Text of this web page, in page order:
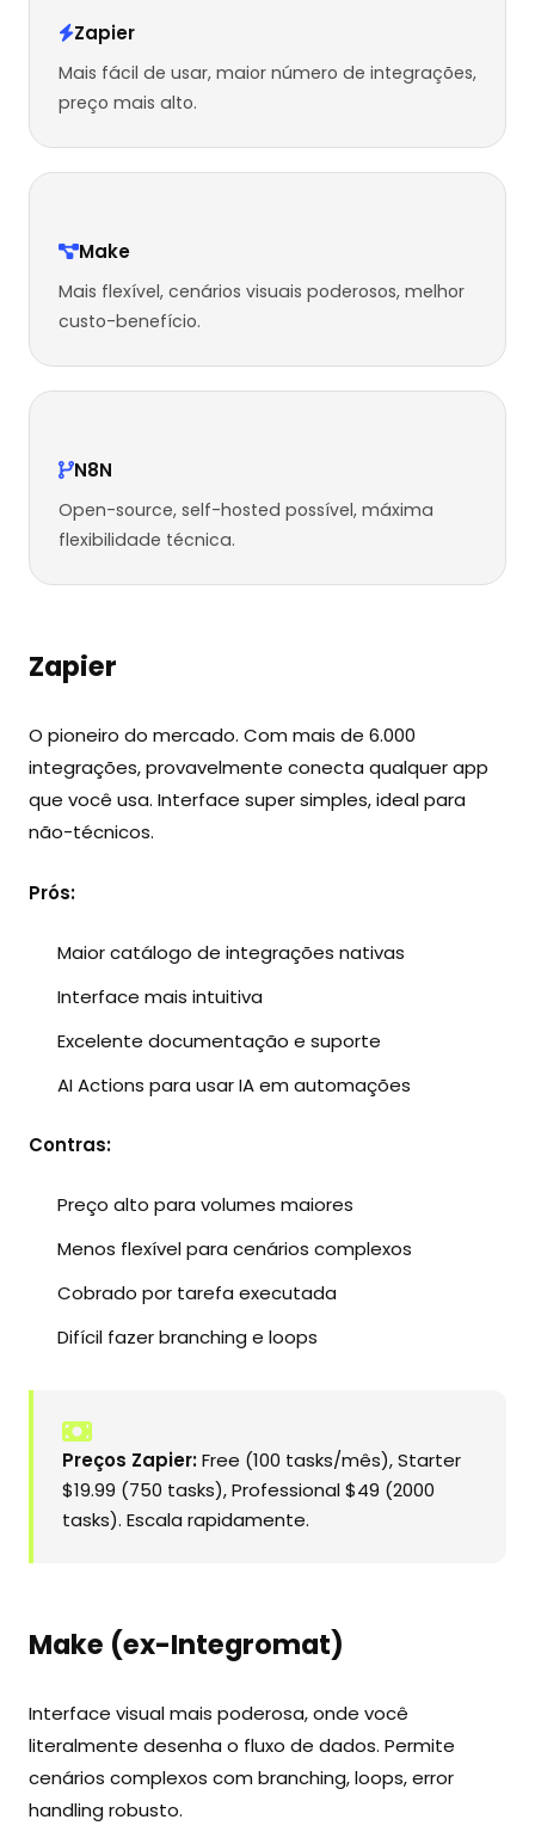
Zapier
Mais fácil de usar, maior número de integrações,
preço mais alto.
Make
Mais flexível, cenários visuais poderosos, melhor
custo-benefício.
N8N
Open-source, self-hosted possível, máxima
flexibilidade técnica.
Zapier
O pioneiro do mercado. Com mais de 6.000
integrações, provavelmente conecta qualquer app
que você usa. Interface super simples, ideal para
não-técnicos.
Prós:
Maior catálogo de integrações nativas
Interface mais intuitiva
Excelente documentação e suporte
AI Actions para usar IA em automações
Contras:
Preço alto para volumes maiores
Menos flexível para cenários complexos
Cobrado por tarefa executada
Difícil fazer branching e loops
Preços Zapier:Free (100 tasks/mês), Starter
$19.99 (750 tasks), Professional $49 (2000
tasks). Escala rapidamente.
Make (ex-Integromat)
Interface visual mais poderosa, onde você
literalmente desenha o fluxo de dados. Permite
cenários complexos com branching, loops, error
handling robusto.